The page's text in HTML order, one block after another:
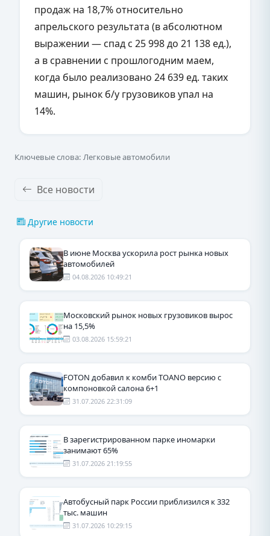
продаж на 18,7% относительно
апрельского результата (в абсолютном
выражении — спад с 25 998 до 21 138 ед.),
а в сравнении с прошлогодним маем,
когда было реализовано 24 639 ед. таких
машин, рынок б/у грузовиков упал на
14%.
Ключевые слова: Легковые автомобили
Все новости
Другие новости
В июне Москва ускорила рост рынка новых
автомобилей
04.08.2026 10:49:21
Московский рынок новых грузовиков вырос
на 15,5%
03.08.2026 15:59:21
FOTON добавил к комби TOANO версию с
компоновкой салона 6+1
31.07.2026 22:31:09
В зарегистрированном парке иномарки
занимают 65%
31.07.2026 21:19:55
Автобусный парк России приблизился к 332
тыс. машин
31.07.2026 10:29:15